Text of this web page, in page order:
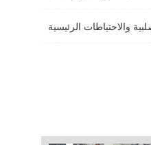
والاحتياطات الرئيسية